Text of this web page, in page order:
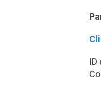
ID